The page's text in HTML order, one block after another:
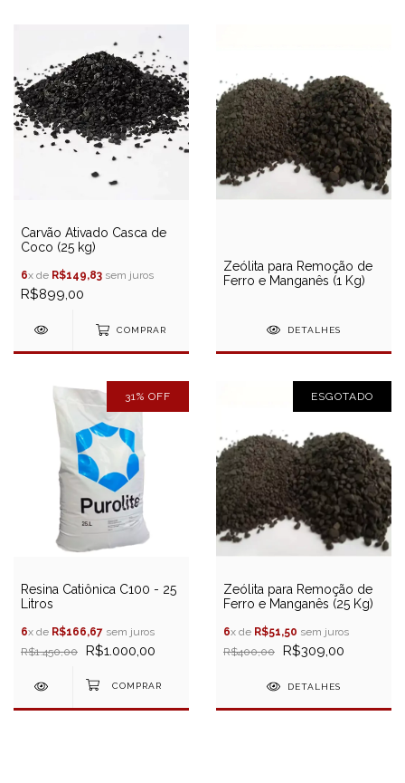
Carvão Ativado Casca de
Coco (25 kg)
6x de R$149,83 sem juros
R$899,00
COMPRAR
Zeólita para Remoção de
Ferro e Manganês (1 Kg)
DETALHES
31 % OFF
Resina Catiônica C100 - 25
Litros
6x de R$166,67 sem juros
R$1.450,00
R$1.000,00
ESGOTADO
Zeólita para Remoção de
Ferro e Manganês (25 Kg)
6x de R$51,50 sem juros
R$400,00
R$309,00
DETALHES